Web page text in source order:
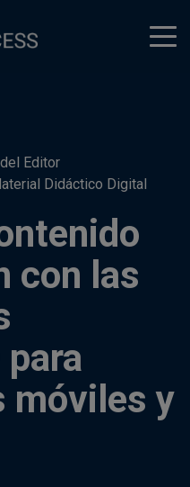
Editor
Didáctico Digital
con las
móviles y